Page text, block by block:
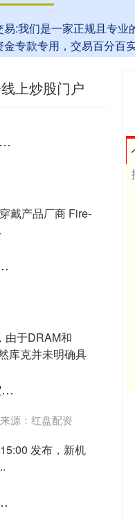
:我们是一家正规且专
专款专用，交易百分百
上炒股门户
云天华成 消息称印度可穿戴厂商Fire-Boltt将携新子品牌进军智能手机市场
戴产品厂商 Fire-
：iPhone 17 Pro涨价势在必行
由于DRAM和
库克并未明确具
佰亿配资 红魔游戏平板5 Pro官宣搭载新思S3930触控芯片
来源：红盘配资
发布，新机
货 首批现货被加价500元